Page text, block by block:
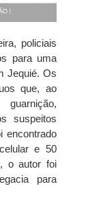
policiais
para uma
Jequié. Os
que, ao
suspeitos
encontrado
e 50
o autor foi
para